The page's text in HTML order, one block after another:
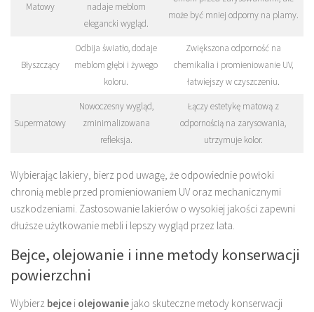
Matowy
nadaje meblom
elegancki wygląd.
może być mniej odporny na plamy.
Błyszczący
Odbija światło, dodaje
meblom głębi i żywego
koloru.
Zwiększona odporność na
chemikalia i promieniowanie UV,
łatwiejszy w czyszczeniu.
Supermatowy
Nowoczesny wygląd,
zminimalizowana
refleksja.
Łączy estetykę matową z
odpornością na zarysowania,
utrzymuje kolor.
Wybierając lakiery, bierz pod uwagę, że odpowiednie powłoki
chronią meble przed promieniowaniem UV oraz mechanicznymi
uszkodzeniami. Zastosowanie lakierów o wysokiej jakości zapewni
dłuższe użytkowanie mebli i lepszy wygląd przez lata.
Bejce, olejowanie i inne metody konserwacji
powierzchni
Wybierz bejce i olejowanie jako skuteczne metody konserwacji